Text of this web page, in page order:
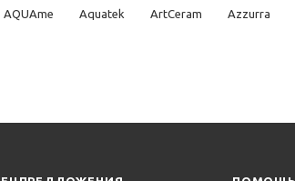
AQUAme Aquatek ArtCeram Azzurra